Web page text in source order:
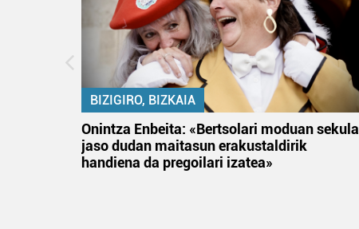
BIZIGIRO, BIZKAIA
Onintza Enbeita: «Bertsolari moduan sekula
jaso dudan maitasun erakustaldirik
handiena da pregoilari izatea»